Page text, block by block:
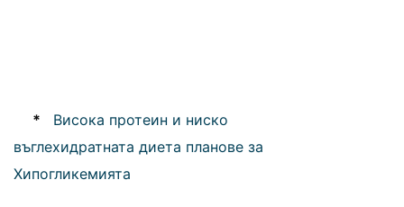
*
Висока протеин и ниско
въглехидратната диета планове за
Хипогликемията